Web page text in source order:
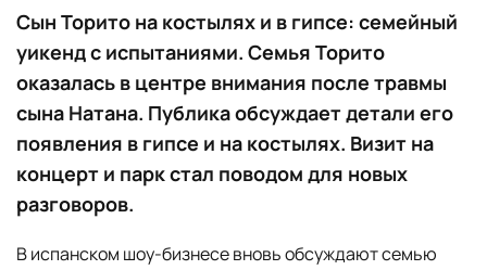
Сын Торито на костылях и в гипсе: семейный
уикенд с испытаниями. Семья Торито
оказалась в центре внимания после травмы
сына Натана. Публика обсуждает детали его
появления в гипсе и на костылях. Визит на
концерт и парк стал поводом для новых
разговоров.
В испанском шоу-бизнесе вновь обсуждают семью